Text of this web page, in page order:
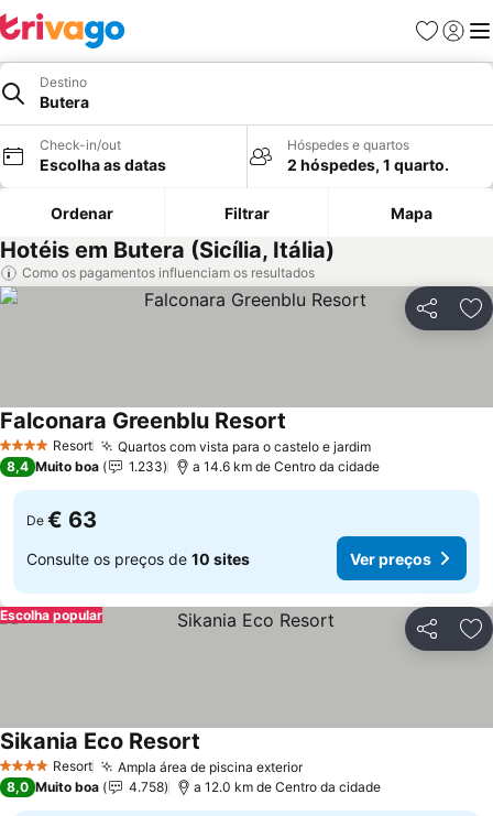
Favoritos
Iniciar
Destino
Butera
Check-in/out
Escolha as datas
Hóspedes e quartos
2 hóspedes, 1 quarto.
Ordenar Filtrar Mapa
Hotéis em Butera (Sicília, Itália)
Como os pagamentos influenciam os resultados
Partilhar
4 EstrelasResort Quartos com vista para o castelo e jardimVer preços
Falconara Greenblu Resort
8,4 Muito boa 1.233 a 14.6 km de Centro da cidade
De € 63
Consulte os preços de 10 sites Ver preços
Partilhar
Escolha popular
4 EstrelasResort Ampla área de piscina exteriorVer preços
Sikania Eco Resort
8,0 Muito boa 4.758 a 12.0 km de Centro da cidade